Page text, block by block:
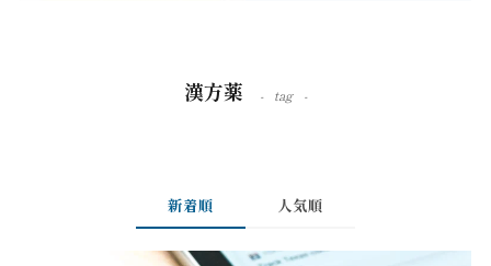
漢方薬 tag
新着順 人気順